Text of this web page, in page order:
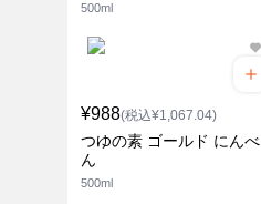
500ml
¥988(税込¥1,067.04)
つゆの素 ゴールド にんべ
ん
500ml